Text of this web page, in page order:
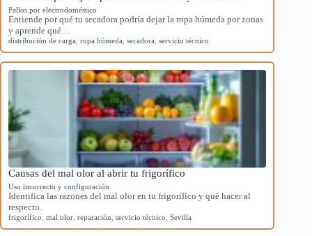
Fallos por electrodoméstico
Entiende por qué tu secadora podría dejar la ropa húmeda por zonas
y aprende qué…
distribución de carga ropa húmeda secadora servicio técnico
Causas del mal olor al abrir tu frigorífico
Uso incorrecto y configuración
Identifica las razones del mal olor en tu frigorífico y qué hacer al
respecto.
frigorífico mal olor reparación servicio técnico Sevilla